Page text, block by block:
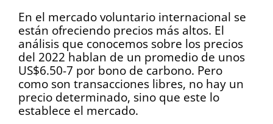
En el mercado voluntario internacional se
están ofreciendo precios más altos. El
análisis que conocemos sobre los precios
del 2022 hablan de un promedio de unos
US$6.50-7 por bono de carbono. Pero
como son transacciones libres, no hay un
precio determinado, sino que este lo
establece el mercado.